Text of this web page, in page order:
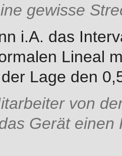
gewisse
i.A. das
Lineal
Lage den
von
Gerät einen